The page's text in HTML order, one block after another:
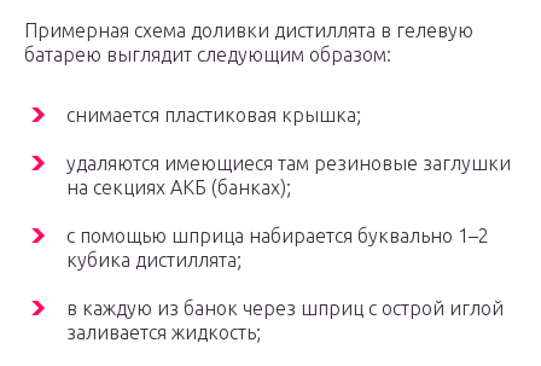
Примерная схема доливки дистиллята в гелевую
батарею выглядит следующим образом:
снимается пластиковая крышка;
удаляются имеющиеся там резиновые заглушки
на секциях АКБ (банках);
с помощью шприца набирается буквально 1–2
кубика дистиллята;
в каждую из банок через шприц с острой иглой
заливается жидкость;